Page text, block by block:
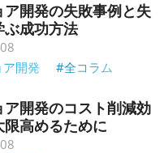
ア開発の失敗事例と失
ぶ成功方法
開発
#全コラム
ア開発のコスト削減効
限高めるために